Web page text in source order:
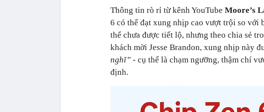
Thông tin rò rỉ từ kênh YouTube Moore’s
6 có thể đạt xung nhịp cao vượt trội so với
thể chưa được tiết lộ, nhưng theo chia sẻ
khách mời Jesse Brandon, xung nhịp này
nghĩ” - cụ thể là chạm ngưỡng, thậm chí
định.